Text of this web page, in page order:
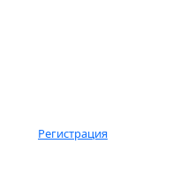
Регистрация